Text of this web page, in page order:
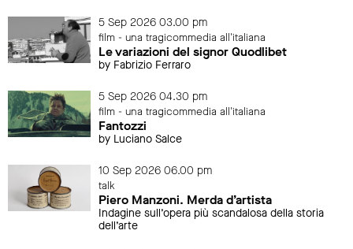
5 Sep 2026 03.00 pm
film - una tragicommedia all'italiana
Le variazioni del signor Quodlibet
by Fabrizio Ferraro
5 Sep 2026 04.30 pm
film - una tragicommedia all'italiana
Fantozzi
by Luciano Salce
10 Sep 2026 06.00 pm
talk
Piero Manzoni. Merda d’artista
Indagine sull’opera più scandalosa della storia
dell’arte